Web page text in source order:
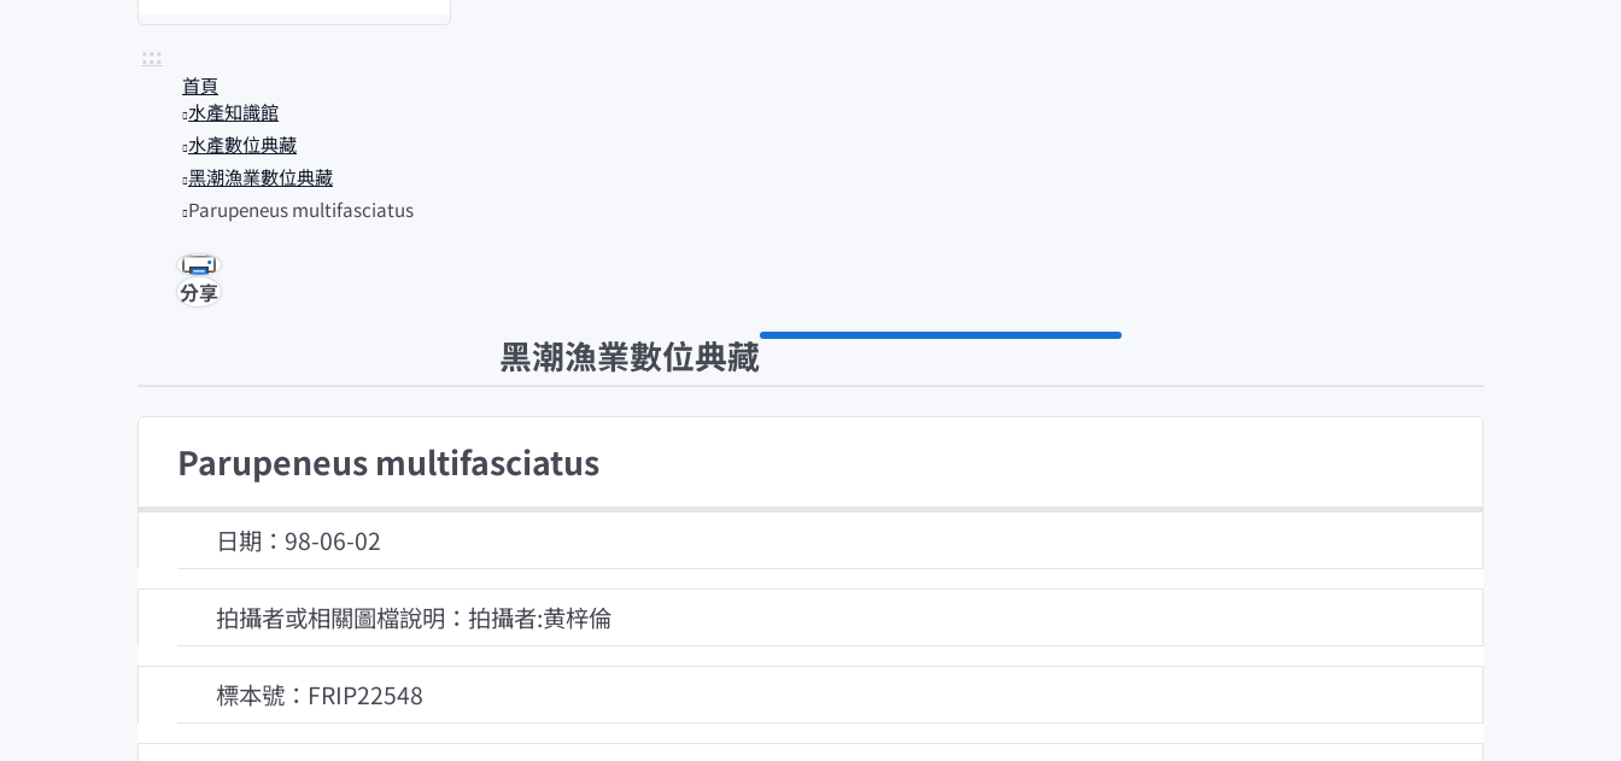
:::
首頁
水產知識館
水產數位典藏
黑潮漁業數位典藏
Parupeneus multifasciatus
分享
黑潮漁業數位典藏
Parupeneus multifasciatus
日期：98-06-02
拍攝者或相關圖檔說明：拍攝者:黄梓倫
標本號：FRIP22548